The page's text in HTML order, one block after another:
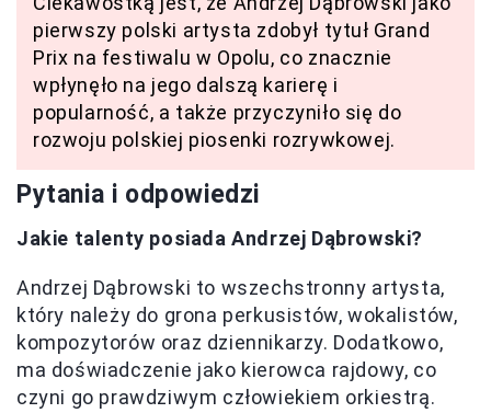
pierwszy polski artysta zdobył tytuł Grand
Prix na festiwalu w Opolu, co znacznie
wpłynęło na jego dalszą karierę i
popularność, a także przyczyniło się do
rozwoju polskiej piosenki rozrywkowej.
Pytania i odpowiedzi
Jakie talenty posiada Andrzej Dąbrowski?
Andrzej Dąbrowski to wszechstronny artysta,
który należy do grona perkusistów, wokalistów,
kompozytorów oraz dziennikarzy. Dodatkowo,
ma doświadczenie jako kierowca rajdowy, co
czyni go prawdziwym człowiekiem orkiestrą.